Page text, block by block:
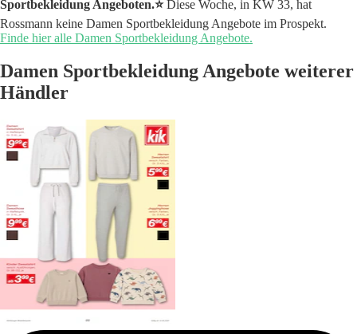
Sportbekleidung Angeboten.⭐️Diese Woche, in KW 33, hat
Rossmann keine Damen Sportbekleidung Angebote im Prospekt.
Finde hier alle Damen Sportbekleidung Angebote.
Damen Sportbekleidung Angebote weiterer
Händler